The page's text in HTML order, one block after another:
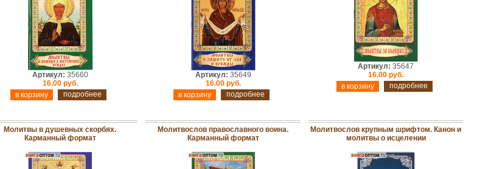
Артикул: 35660
16.00 руб.
подробнее
Артикул: 35649
16.00 руб.
подробнее
Артикул: 35647
16.00 руб.
подробнее
Молитвы в душевных скорбях.
Карманный формат
Молитвослов православного воина.
Карманный формат
Молитвослов крупным шрифтом. Канон и
молитвы о исцелении